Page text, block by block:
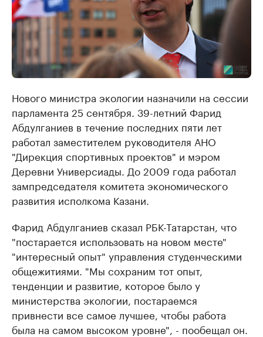
Нового министра экологии назначили на сессии
парламента 25 сентября. 39-летний Фарид
Абдулганиев в течение последних пяти лет
работал заместителем руководителя АНО
"Дирекция спортивных проектов" и мэром
Деревни Универсиады. До 2009 года работал
зампредседателя комитета экономического
развития исполкома Казани.
Фарид Абдулганиев сказал РБК-Татарстан, что
"постарается использовать на новом месте"
"интересный опыт" управления студенческими
общежитиями. "Мы сохраним тот опыт,
тенденции и развитие, которое было у
министерства экологии, постараемся
привнести все самое лучшее, чтобы работа
была на самом высоком уровне", - пообещал он.